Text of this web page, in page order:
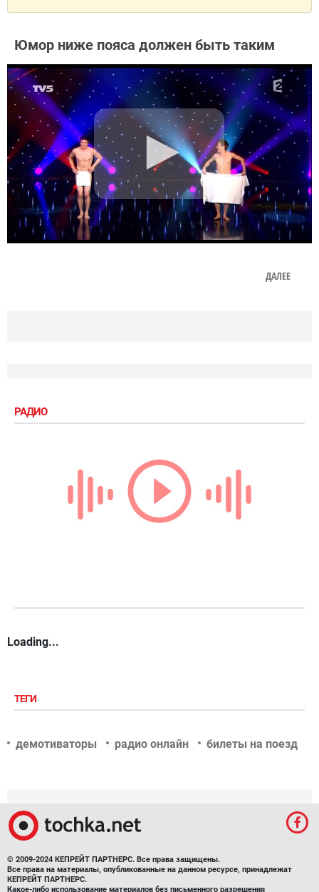
Юмор ниже пояса должен быть таким
ДАЛЕЕ
РАДИО
Loading...
ТЕГИ
демотиваторы радио онлайн билеты на поезд
© 2009-2024 КЕПРЕЙТ ПАРТНЕРС. Все права защищены.
Все права на материалы, опубликованные на данном ресурсе, принадлежат
КЕПРЕЙТ ПАРТНЕРС.
Какое-либо использование материалов без письменного разрешения